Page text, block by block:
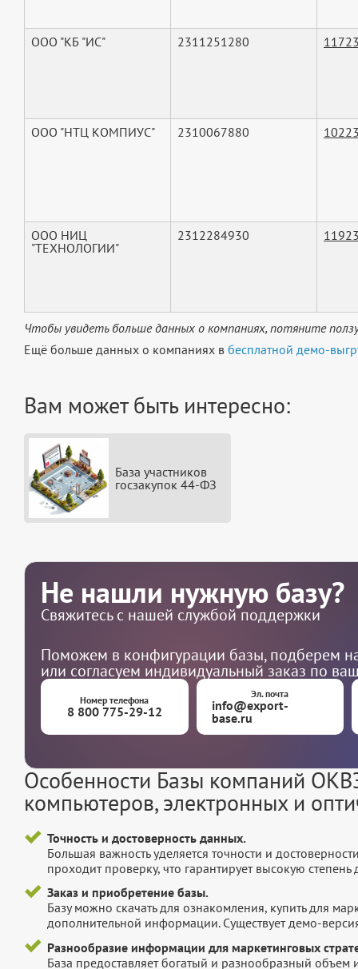
ООО "КБ "ИС" 2311251280
ООО "НТЦ КОМПИУС" 2310067880
ООО НИЦ
"ТЕХНОЛОГИИ"
2312284930
Чтобы увидеть больше данных о компаниях, потяните
Ещё больше данных о компаниях в бесплатной демо-
Вам может быть интересно:
База участников
госзакупок 44-ФЗ
Не нашли нужную базу?
Свяжитесь с нашей службой поддержки
Поможем в конфигурации базы, подберем
или согласуем индивидуальный заказ по
Номер телефона
8 800 775-29-12
Эл. почта
info@export-
base.ru
Особенности Базы компаний
компьютеров, электронных и
Точность и достоверность данных.
Большая важность уделяется точности и
проходит проверку, что гарантирует высокую
Заказ и приобретение базы.
Базу можно скачать для ознакомления, купить для
дополнительной информации. Существует демо-
Разнообразие информации для маркетинговых
База предоставляет богатый и разнообразный